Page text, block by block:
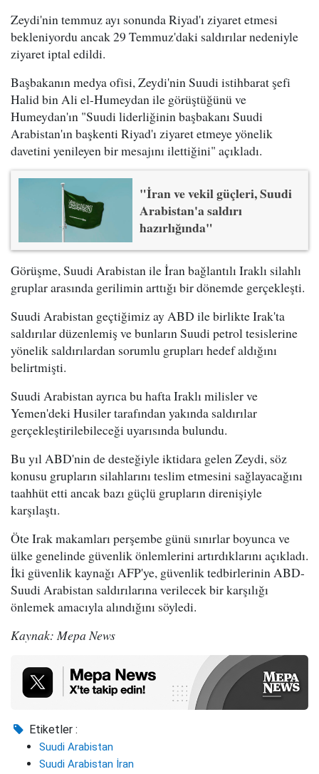
Zeydi'nin temmuz ayı sonunda Riyad'ı ziyaret etmesi
bekleniyordu ancak 29 Temmuz'daki saldırılar nedeniyle
ziyaret iptal edildi.
Başbakanın medya ofisi, Zeydi'nin Suudi istihbarat şefi
Halid bin Ali el-Humeydan ile görüştüğünü ve
Humeydan'ın "Suudi liderliğinin başbakanı Suudi
Arabistan'ın başkenti Riyad'ı ziyaret etmeye yönelik
davetini yenileyen bir mesajını ilettiğini" açıkladı.
"İran ve vekil güçleri, Suudi
Arabistan'a saldırı
hazırlığında"
Görüşme, Suudi Arabistan ile İran bağlantılı Iraklı silahlı
gruplar arasında gerilimin arttığı bir dönemde gerçekleşti.
Suudi Arabistan geçtiğimiz ay ABD ile birlikte Irak'ta
saldırılar düzenlemiş ve bunların Suudi petrol tesislerine
yönelik saldırılardan sorumlu grupları hedef aldığını
belirtmişti.
Suudi Arabistan ayrıca bu hafta Iraklı milisler ve
Yemen'deki Husiler tarafından yakında saldırılar
gerçekleştirilebileceği uyarısında bulundu.
Bu yıl ABD'nin de desteğiyle iktidara gelen Zeydi, söz
konusu grupların silahlarını teslim etmesini sağlayacağını
taahhüt etti ancak bazı güçlü grupların direnişiyle
karşılaştı.
Öte Irak makamları perşembe günü sınırlar boyunca ve
ülke genelinde güvenlik önlemlerini artırdıklarını açıkladı.
İki güvenlik kaynağı AFP'ye, güvenlik tedbirlerinin ABD-
Suudi Arabistan saldırılarına verilecek bir karşılığı
önlemek amacıyla alındığını söyledi.
Kaynak: Mepa News
Etiketler :
Suudi Arabistan
Suudi Arabistan İran